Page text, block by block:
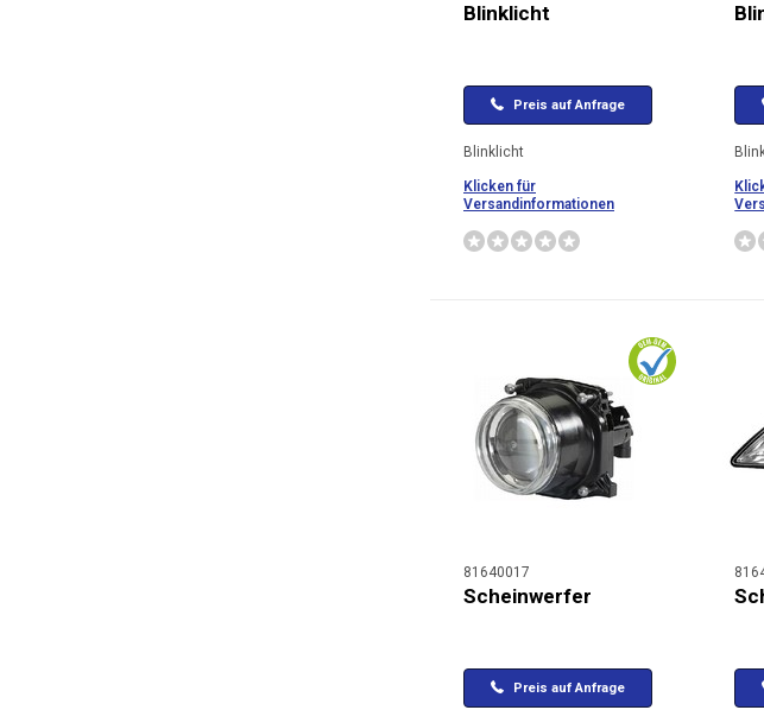
Blinklicht
Preis auf Anfrage
Blinklicht
Klicken für
Versandinformationen
81640017
Scheinwerfer
Preis auf Anfrage